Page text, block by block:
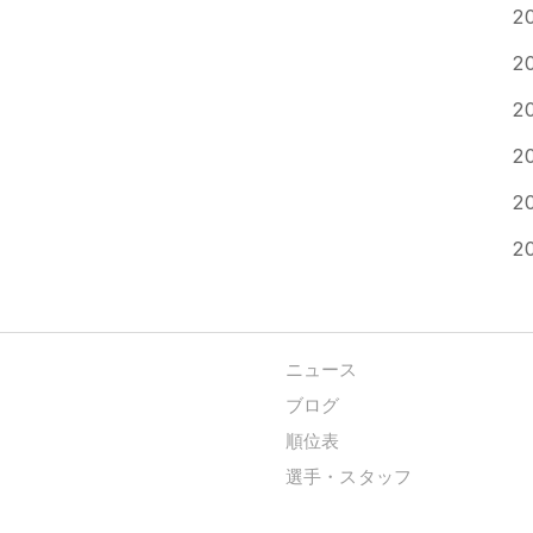
ニュース
ブログ
順位表
選手・スタッフ